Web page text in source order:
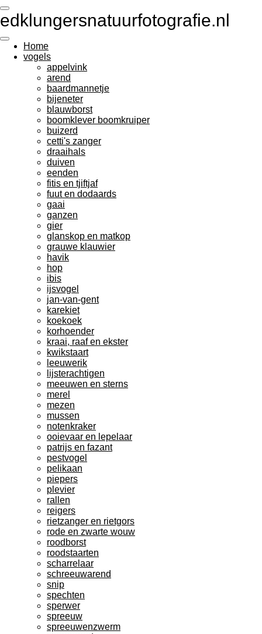
Ga
direct
de
hoofdinhoud
edklungersnatuurfotografie.nl
Home
vogels
appelvink
arend
baardmannetje
bijeneter
blauwborst
boomklever boomkruiper
buizerd
cetti's zanger
draaihals
duiven
eenden
fitis en tjiftjaf
fuut en dodaards
gaai
ganzen
gier
glanskop en matkop
grauwe klauwier
havik
hop
ibis
ijsvogel
jan-van-gent
karekiet
koekoek
korhoender
kraai, raaf en ekster
kwikstaart
leeuwerik
lijsterachtigen
meeuwen en sterns
merel
mezen
mussen
notenkraker
ooievaar en lepelaar
patrijs en fazant
pestvogel
pelikaan
piepers
plevier
rallen
reigers
rietzanger en rietgors
rode en zwarte wouw
roodborst
roodstaarten
scharrelaar
schreeuwarend
snip
spechten
sperwer
spreeuw
spreeuwenzwerm